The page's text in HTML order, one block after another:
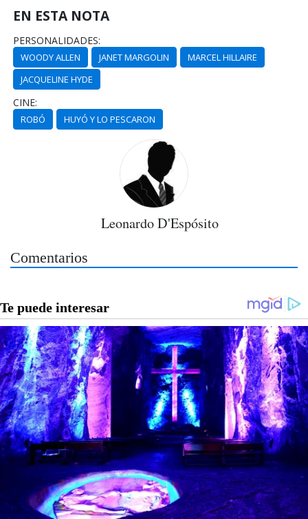
EN ESTA NOTA
PERSONALIDADES:
WOODY ALLEN JANET MARGOLIN
MARCEL HILLAIRE
JACQUELINE HYDE
CINE:
ROBÓ HUYÓ Y LO PESCARON
Leonardo D'Espósito
Comentarios